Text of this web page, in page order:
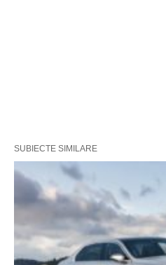
SUBIECTE SIMILARE